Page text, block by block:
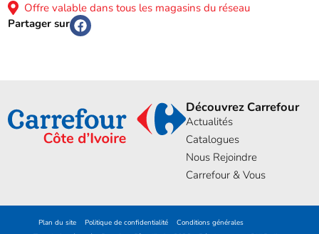
Offre valable dans tous les magasins du réseau
Partager sur
Découvrez Carrefour
Actualités
Catalogues
Nous Rejoindre
Carrefour & Vous
Plan du site Politique de confidentialité
Conditions générales